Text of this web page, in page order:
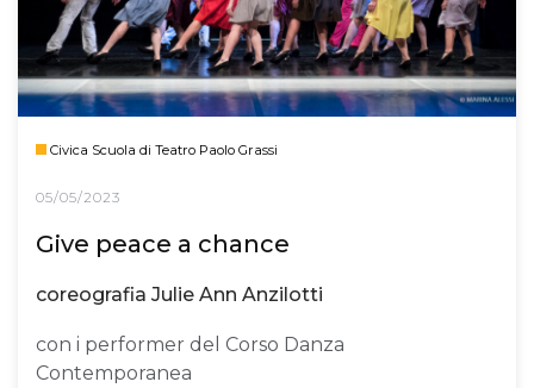
Civica Scuola di Teatro Paolo Grassi
05/05/2023
Give peace a chance
coreografia Julie Ann Anzilotti
con i performer del Corso Danza
Contemporanea